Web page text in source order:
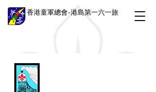
香港童軍總會-港島第一六一旅